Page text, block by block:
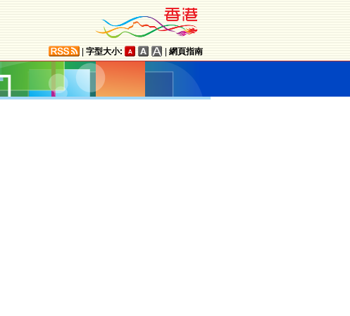
字型大小: 網頁指南